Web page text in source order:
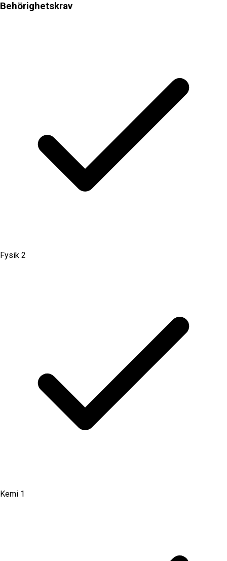
Behörighetskrav
Fysik 2
Kemi 1